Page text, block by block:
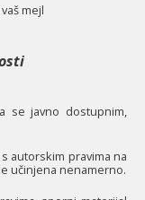
mejl
se javno dostupnim,
autorskim pravima na
učinjena nenamerno.